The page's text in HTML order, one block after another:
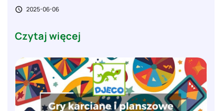
 2025-06-06
Czytaj więcej